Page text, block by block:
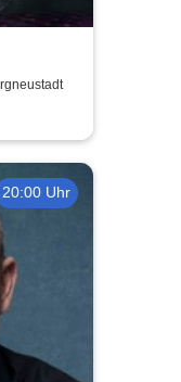
20:00 Uhr